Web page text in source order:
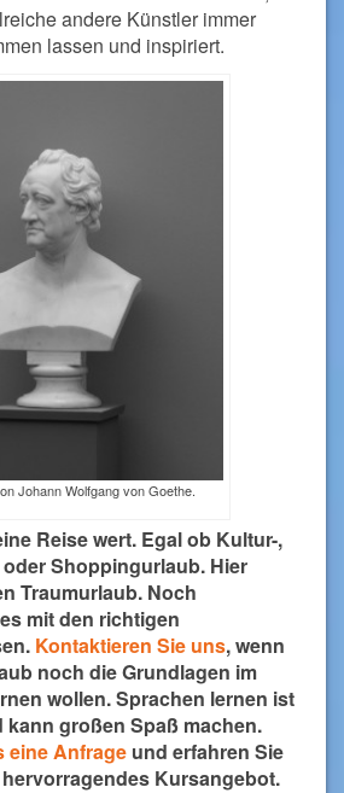
andere Künstler immer
lassen und inspiriert.
Johann Wolfgang von Goethe.
Reise wert. Egal ob Kultur-,
Shoppingurlaub. Hier
Traumurlaub. Noch
mit den richtigen
Kontaktieren Sie uns, wenn
noch die Grundlagen im
wollen. Sprachen lernen ist
großen Spaß machen.
eine Anfrage und erfahren Sie
Kursangebot.